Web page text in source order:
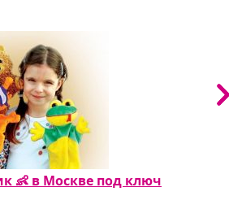
👶️ в Москве под ключ